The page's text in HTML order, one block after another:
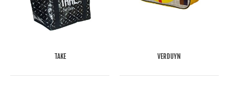
TAKE VERDUYN